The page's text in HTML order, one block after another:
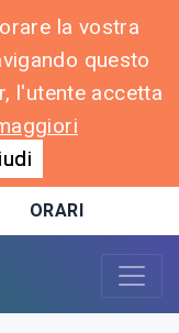
la vostra
questo
l'utente accetta
ORARI